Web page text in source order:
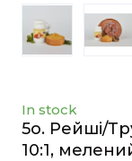
In stock
5o. Рейші/
10:1,